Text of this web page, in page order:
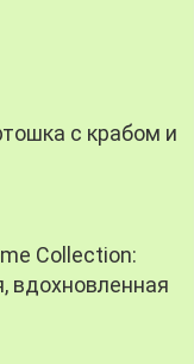
с крабом и
Collection:
вдохновленная